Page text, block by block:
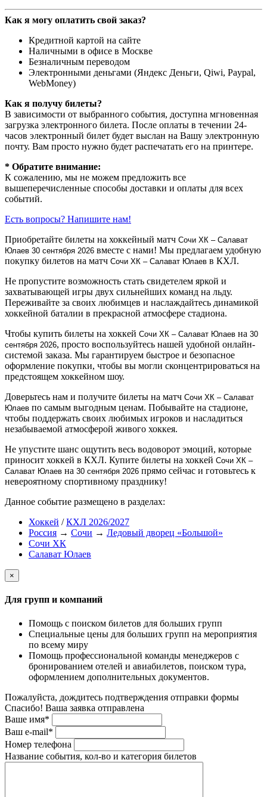
Как я могу оплатить свой заказ?
Кредитной картой на сайте
Наличными в офисе в Москве
Безналичным переводом
Электронными деньгами (Яндекс Деньги, Qiwi, Paypal,
WebMoney)
Как я получу билеты?
В зависимости от выбранного события, доступна мгновенная
загрузка электронного билета. После оплаты в течении 24-
часов электронный билет будет выслан на Вашу электронную
почту. Вам просто нужно будет распечатать его на принтере.
* Обратите внимание:
К сожалению, мы не можем предложить все
вышеперечисленные способы доставки и оплаты для всех
событий.
Есть вопросы? Напишите нам!
Приобретайте билеты на хоккейный матч Сочи ХК – Салават
Юлаев 30 сентября 2026 вместе с нами! Мы предлагаем удобную
покупку билетов на матч Сочи ХК – Салават Юлаев в КХЛ.
Не пропустите возможность стать свидетелем яркой и
захватывающей игры двух сильнейших команд на льду.
Переживайте за своих любимцев и наслаждайтесь динамикой
хоккейной баталии в прекрасной атмосфере стадиона.
Чтобы купить билеты на хоккей Сочи ХК – Салават Юлаев на 30
сентября 2026, просто воспользуйтесь нашей удобной онлайн-
системой заказа. Мы гарантируем быстрое и безопасное
оформление покупки, чтобы вы могли сконцентрироваться на
предстоящем хоккейном шоу.
Доверьтесь нам и получите билеты на матч Сочи ХК – Салават
Юлаев по самым выгодным ценам. Побывайте на стадионе,
чтобы поддержать своих любимых игроков и насладиться
незабываемой атмосферой живого хоккея.
Не упустите шанс ощутить весь водоворот эмоций, которые
приносит хоккей в КХЛ. Купите билеты на хоккей Сочи ХК –
Салават Юлаев на 30 сентября 2026 прямо сейчас и готовьтесь к
невероятному спортивному празднику!
Данное событие размещено в разделах:
Хоккей /КХЛ 2026/2027
Россия → Сочи → Ледовый дворец «Большой»
Сочи ХК
Салават Юлаев
×
Для групп и компаний
Помощь с поиском билетов для больших групп
Специальные цены для больших групп на мероприятия
по всему миру
Помощь профессиональной команды менеджеров с
бронированием отелей и авиабилетов, поиском тура,
оформлением дополнительных документов.
Пожалуйста, дождитесь подтверждения отправки формы
Спасибо! Ваша заявка отправлена
Ваше имя*
Ваш e-mail*
Номер телефона
Название события, кол-во и категория билетов